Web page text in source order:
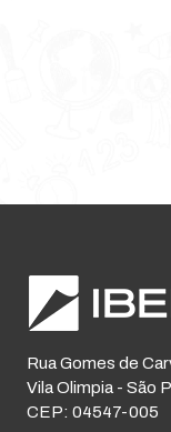
Rua Gomes de
Vila Olimpia - São
CEP: 04547-005